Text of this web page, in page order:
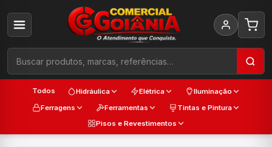
Todos Hidráulica Elétrica
Iluminação
Ferragens
Ferramentas
Tintas e Pintura
Pisos e Revestimentos